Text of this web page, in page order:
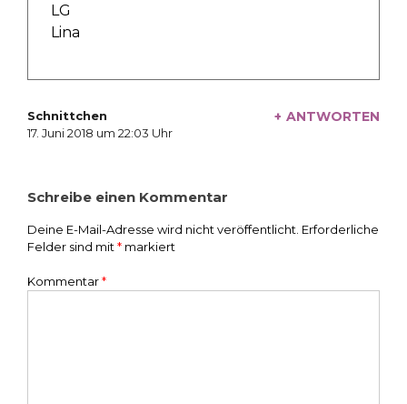
LG
Lina
ANTWORTEN
Schnittchen
schreibt:
17. Juni 2018 um 22:03 Uhr
Schreibe einen Kommentar
Deine E-Mail-Adresse wird nicht veröffentlicht. Erforderliche
Felder sind mit * markiert
Kommentar*